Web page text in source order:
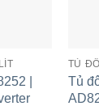
|
TỦ
Tủ